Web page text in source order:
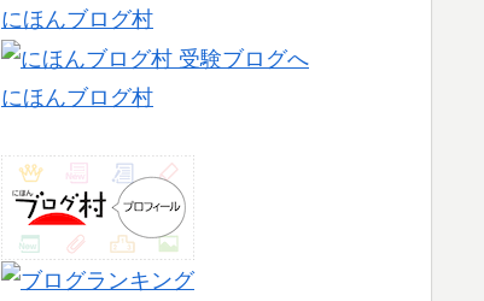
にほんブログ村
にほんブログ村